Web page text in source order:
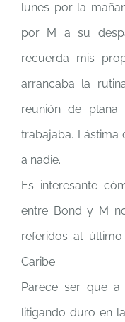
lunes por la
por M a su
recuerda mis
arrancaba la
reunión de
trabajaba. Lástima
a nadie.
Es interesante
entre Bond y M
referidos al
Caribe.
Parece ser que a
litigando duro en